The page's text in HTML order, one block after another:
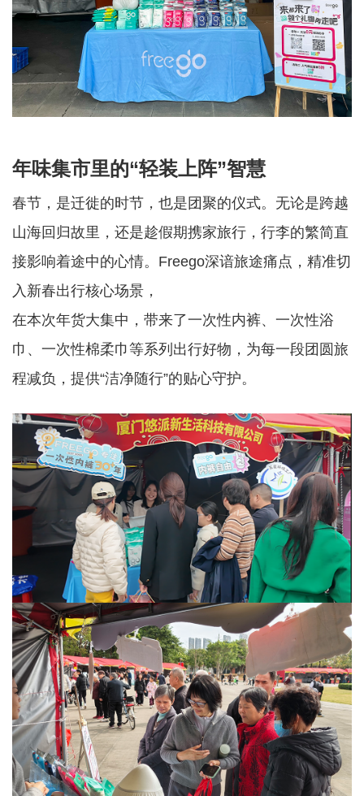
年味集市里的“轻装上阵”智慧
春节，是迁徙的时节，也是团聚的仪式。无论是跨越
山海回归故里，还是趁假期携家旅行，行李的繁简直
接影响着途中的心情。 Freego深谙旅途痛点，精准切
入新春出行核心场景，
在本次年货大集中，带来了一次性内裤、一次性浴
巾、一次性棉柔巾等系列出行好物，为每一段团圆旅
程减负，提供“洁净随行”的贴心守护。